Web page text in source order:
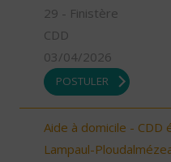
29 - Finistère
CDD
03/04/2026
POSTULER
Aide à domicile - CDD
Lampaul-